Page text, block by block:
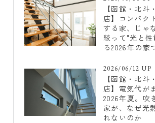
【函館・北斗
店】コンパク
する家、じゃ
絞って"光と
る2026年の家
2026/06/12 UP
【函館・北斗
店】電気代が
2026年夏。吹
家が、なぜ光
れないのか